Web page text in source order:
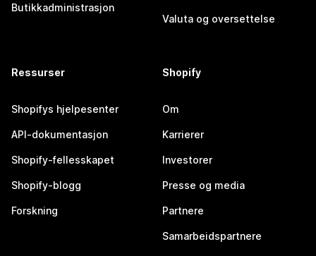
Butikkadministrasjon
Valuta og oversettelse
Ressurser
Shopifys hjelpesenter
API-dokumentasjon
Shopify-fellesskapet
Shopify-blogg
Forskning
Shopify
Om
Karrierer
Investorer
Presse og media
Partnere
Samarbeidspartnere